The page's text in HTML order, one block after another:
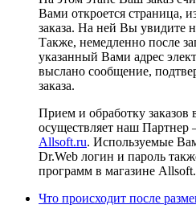
Вами откроется страница,
заказа. На ней Вы увидите
Также, немедленно после
указанный Вами адрес
выслано сообщение,
заказа.
Прием и обработку заказов
осуществляет наш Партнер
Allsoft.ru. Используемые
Dr.Web логин и пароль
программ в магазине
Что происходит после